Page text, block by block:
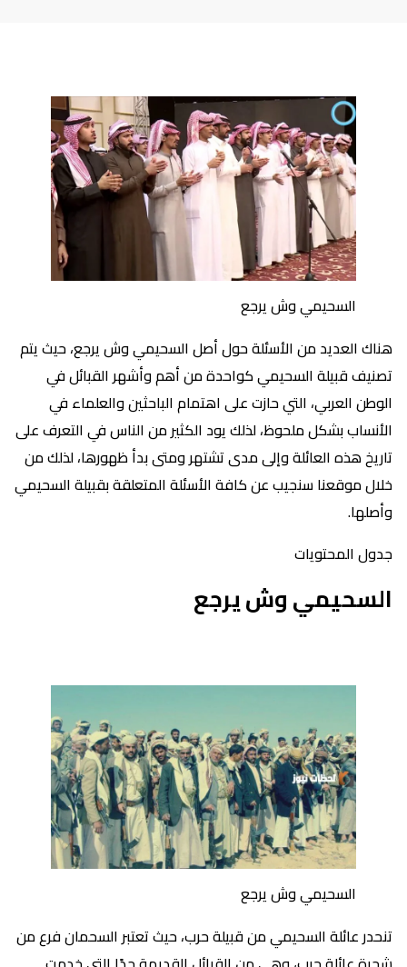
السحيمي وش يرجع
هناك العديد من الأسئلة حول أصل السحيمي وش يرجع، حيث يتم
تصنيف قبيلة السحيمي كواحدة من أهم وأشهر القبائل في
الوطن العربي، التي حازت على اهتمام الباحثين والعلماء في
الأنساب بشكل ملحوظ، لذلك يود الكثير من الناس في التعرف على
تاريخ هذه العائلة وإلى مدى تشتهر ومتى بدأ ظهورها، لذلك من
خلال موقعنا سنجيب عن كافة الأسئلة المتعلقة بقبيلة السحيمي
وأصلها.
جدول المحتويات
السحيمي وش يرجع
السحيمي وش يرجع
تنحدر عائلة السحيمي من قبيلة حرب، حيث تعتبر السحمان فرع من